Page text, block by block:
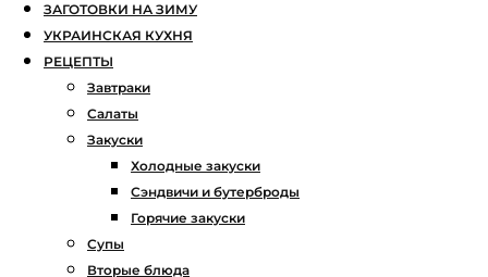
ЗАГОТОВКИ НА ЗИМУ
УКРАИНСКАЯ КУХНЯ
РЕЦЕПТЫ
Завтраки
Салаты
Закуски
Холодные закуски
Сэндвичи и бутерброды
Горячие закуски
Супы
Вторые блюда